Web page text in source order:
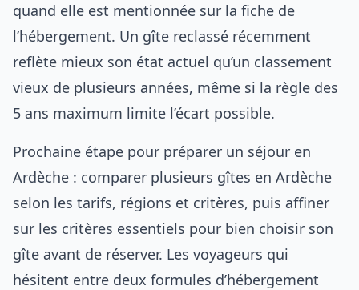
quand elle est mentionnée sur la fiche de
l’hébergement. Un gîte reclassé récemment
reflète mieux son état actuel qu’un classement
vieux de plusieurs années, même si la règle des
5 ans maximum limite l’écart possible.
Prochaine étape pour préparer un séjour en
Ardèche : comparer plusieurs gîtes en Ardèche
selon les tarifs, régions et critères, puis affiner
sur les critères essentiels pour bien choisir son
gîte avant de réserver. Les voyageurs qui
hésitent entre deux formules d’hébergement